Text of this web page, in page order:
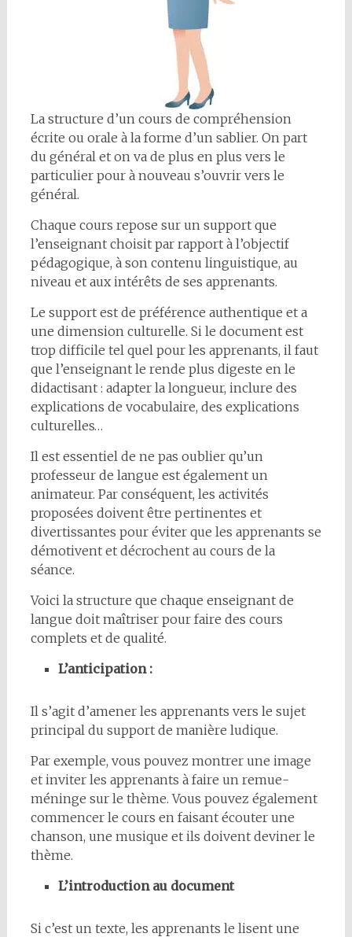
La structure d’un cours de compréhension
écrite ou orale à la forme d’un sablier. On part
du général et on va de plus en plus vers le
particulier pour à nouveau s’ouvrir vers le
général.
Chaque cours repose sur un support que
l’enseignant choisit par rapport à l’objectif
pédagogique, à son contenu linguistique, au
niveau et aux intérêts de ses apprenants.
Le support est de préférence authentique et a
une dimension culturelle. Si le document est
trop difficile tel quel pour les apprenants, il faut
que l’enseignant le rende plus digeste en le
didactisant : adapter la longueur, inclure des
explications de vocabulaire, des explications
culturelles…
Il est essentiel de ne pas oublier qu’un
professeur de langue est également un
animateur. Par conséquent, les activités
proposées doivent être pertinentes et
divertissantes pour éviter que les apprenants se
démotivent et décrochent au cours de la
séance.
Voici la structure que chaque enseignant de
langue doit maîtriser pour faire des cours
complets et de qualité.
L’anticipation :
Il s’agit d’amener les apprenants vers le sujet
principal du support de manière ludique.
Par exemple, vous pouvez montrer une image
et inviter les apprenants à faire un remue-
méninge sur le thème. Vous pouvez également
commencer le cours en faisant écouter une
chanson, une musique et ils doivent deviner le
thème.
L’introduction au document
Si c’est un texte, les apprenants le lisent une